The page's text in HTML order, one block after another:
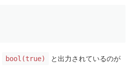
bool(true)
と出力されているのが